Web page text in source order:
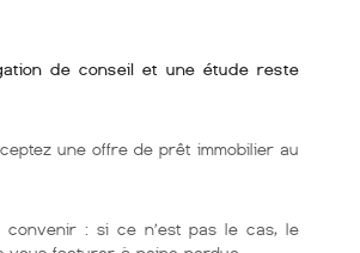
de conseil et une étude reste
une offre de prêt immobilier au
: si ce n’est pas le cas, le